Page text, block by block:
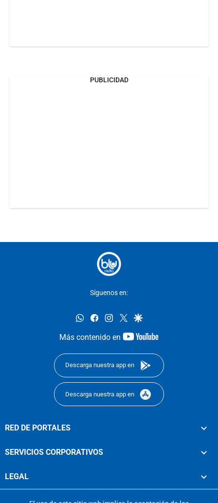
PUBLICIDAD
Síguenos en:
whatsappfacebookinstagram
twittergoogle
Más contenido en
youtube-
Descarga nuestra app en
Descarga nuestra app en
RED DE PORTALES
SERVICIOS CORPORATIVOS
LEGAL